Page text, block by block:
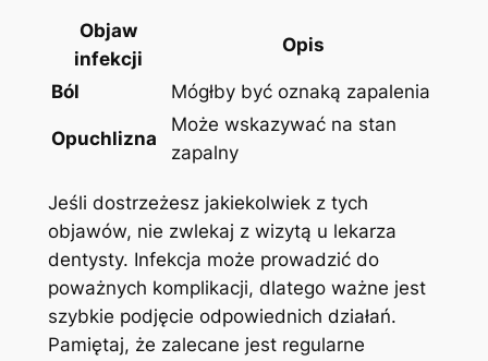
Objaw
infekcji
Opis
Ból Mógłby⁤ być oznaką zapalenia
Opuchlizna
Może wskazywać na stan⁤
zapalny
Jeśli‍ dostrzeżesz jakiekolwiek z ‌tych
objawów, nie zwlekaj z wizytą u lekarza
dentysty. Infekcja może prowadzić do
poważnych ⁣komplikacji, dlatego ważne jest
szybkie‌ podjęcie odpowiednich działań.
Pamiętaj, że zalecane jest regularne